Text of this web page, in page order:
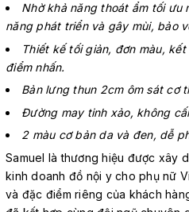
Nhờ khả năng thoát ẩm tối ưu
năng phát triển và gây mùi, bảo
Thiết kế tối giản, đơn màu,
điểm nhấn.
Bản lưng thun 2cm ôm sát cơ
Đường may tinh xảo, không
2 màu cơ bản da và đen, dễ
Samuel là thương hiệu được xây
kinh doanh đồ nội y cho phụ nữ
và đặc điểm riêng của khách